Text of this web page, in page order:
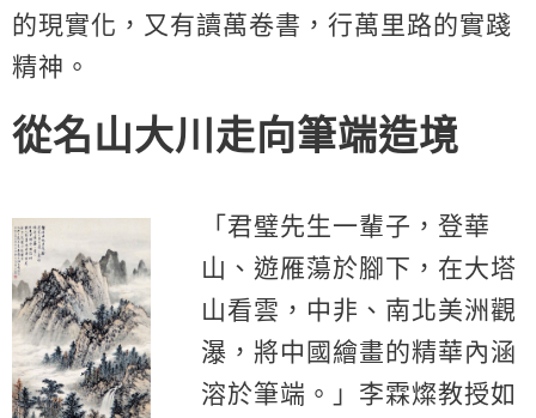
的現實化，又有讀萬卷書，行萬里路的實踐
精神。
從名山大川走向筆端造境
「君璧先生一輩子，登華
山、遊雁蕩於腳下，在大塔
山看雲，中非、南北美洲觀
瀑，將中國繪畫的精華內涵
溶於筆端。」李霖燦教授如